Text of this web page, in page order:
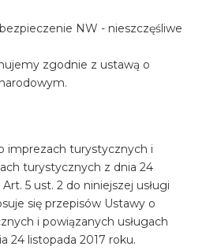
NW - nieszczęśliwe
zgodnie z ustawą o
imprezach turystycznych i
turystycznych z dnia 24
5 ust. 2 do niniejszej usługi
się przepisów Ustawy o
i powiązanych usługach
24 listopada 2017 roku.